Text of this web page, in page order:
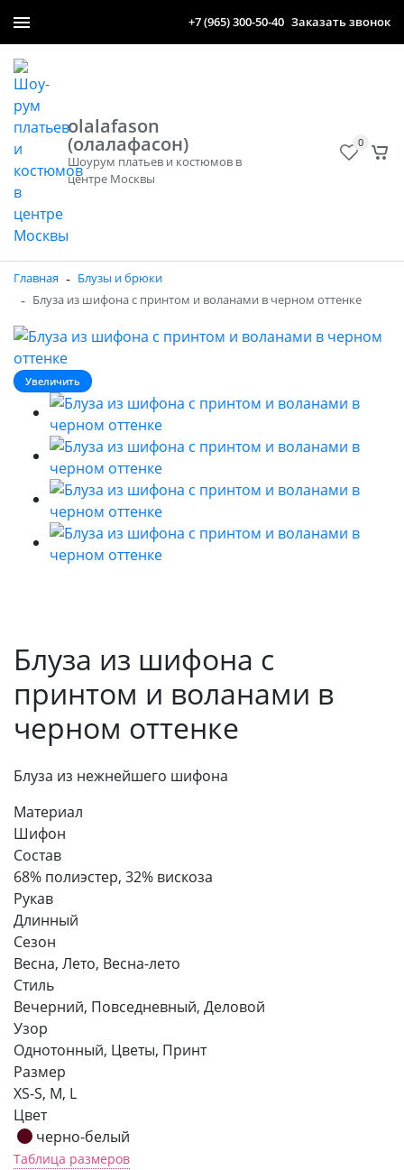
+7 (965) 300-50-40 Заказать звонок
olalafason
(олалафасон)
Шоурум платьев и костюмов в
центре Москвы
0
Главная - Блузы и брюки
- Блуза из шифона с принтом и воланами в черном оттенке
Увеличить
Блуза из шифона с
принтом и воланами в
черном оттенке
Блуза из нежнейшего шифона
Материал
Шифон
Состав
68% полиэстер, 32% вискоза
Рукав
Длинный
Сезон
Весна, Лето, Весна-лето
Стиль
Вечерний, Повседневный, Деловой
Узор
Однотонный, Цветы, Принт
Размер
XS-S, M, L
Цвет
черно-белый
Таблица размеров